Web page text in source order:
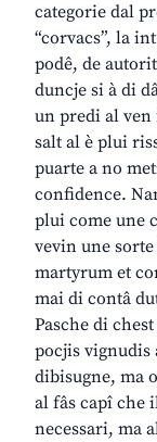
categorie dal
“corvacs”, la
podê, de
duncje si à di
un predi al
salt al è plui
puarte a no
confidence.
plui come une
vevin une
martyrum et
mai di contâ
Pasche di
pocjis vignudis
dibisugne, ma
al fâs capî che
necessari, ma